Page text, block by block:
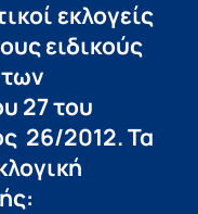
εκλογείς
ειδικούς
27 του
26/2012. Τα